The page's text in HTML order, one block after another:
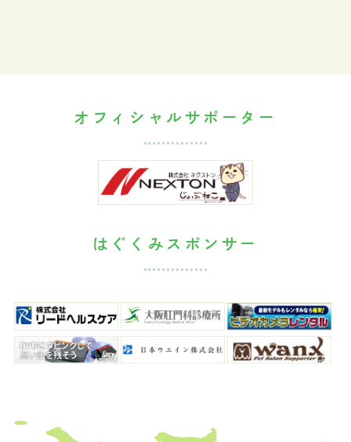
オフィシャルサポーター
はぐくみスポンサー